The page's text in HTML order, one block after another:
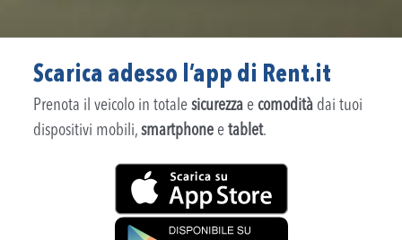
Scarica adesso l’app di Rent.it
Prenota il veicolo in totalesicurezza e comodità dai tuoi
dispositivi mobili,smartphone etablet.